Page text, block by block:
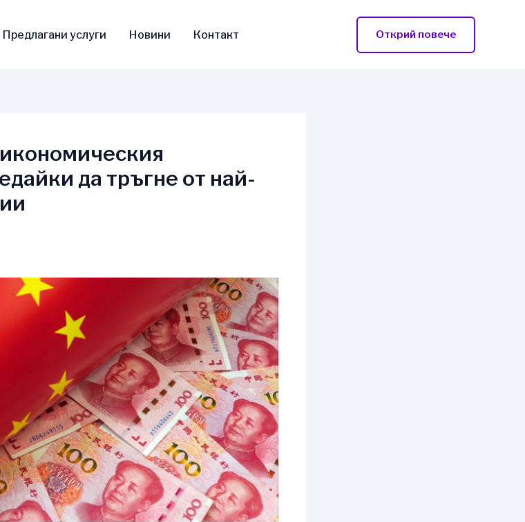
Предлагани услуги Новини Контакт Открий повече
да тръгне от най-